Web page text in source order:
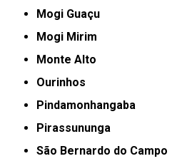
Mogi Guaçu
Mogi Mirim
Monte Alto
Ourinhos
Pindamonhangaba
Pirassununga
São Bernardo do Campo